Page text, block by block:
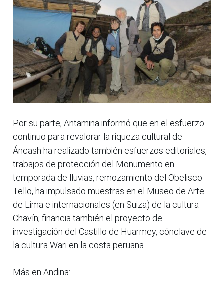
Por su parte, Antamina informó que en el esfuerzo
continuo para revalorar la riqueza cultural de
Áncash ha realizado también esfuerzos editoriales,
trabajos de protección del Monumento en
temporada de lluvias, remozamiento del Obelisco
Tello, ha impulsado muestras en el Museo de Arte
de Lima e internacionales (en Suiza) de la cultura
Chavín; financia también el proyecto de
investigación del Castillo de Huarmey, cónclave de
la cultura Wari en la costa peruana.
Más en Andina: